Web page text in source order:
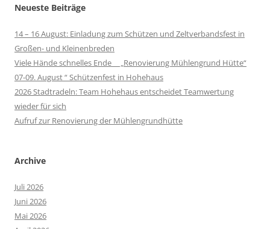
Neueste Beiträge
14 – 16 August: Einladung zum Schützen und Zeltverbandsfest in
Großen- und Kleinenbreden
Viele Hände schnelles Ende „Renovierung Mühlengrund Hütte“
07-09. August “ Schützenfest in Hohehaus
2026 Stadtradeln: Team Hohehaus entscheidet Teamwertung
wieder für sich
Aufruf zur Renovierung der Mühlengrundhütte
Archive
Juli 2026
Juni 2026
Mai 2026